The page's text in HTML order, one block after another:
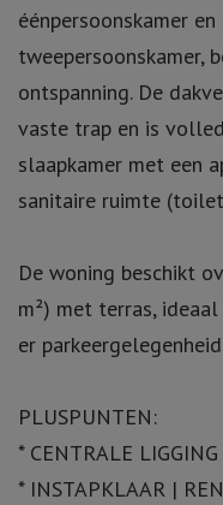
éénpersoonskamer
tweepersoonskamer,
ontspanning. De
vaste trap en is
slaapkamer met een
sanitaire ruimte
De woning beschikt
m²) met terras,
er
PLUSPUNTEN:
* CENTRALE LIGGING
* INSTAPKLAAR |